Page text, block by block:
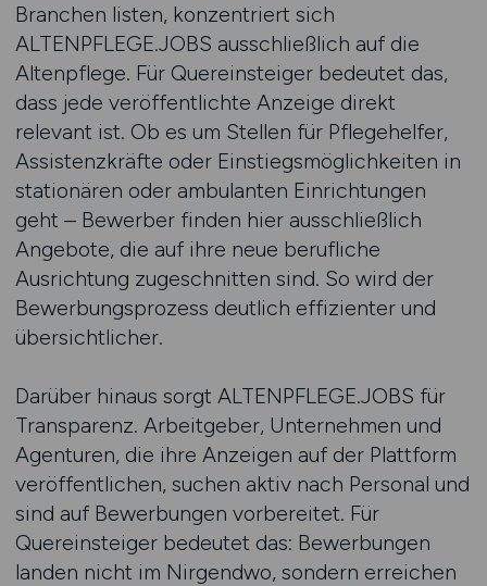
Branchen listen, konzentriert sich
ALTENPFLEGE.JOBS ausschließlich auf die
Altenpflege. Für Quereinsteiger bedeutet das,
dass jede veröffentlichte Anzeige direkt
relevant ist. Ob es um Stellen für Pflegehelfer,
Assistenzkräfte oder Einstiegsmöglichkeiten in
stationären oder ambulanten Einrichtungen
geht – Bewerber finden hier ausschließlich
Angebote, die auf ihre neue berufliche
Ausrichtung zugeschnitten sind. So wird der
Bewerbungsprozess deutlich effizienter und
übersichtlicher.
Darüber hinaus sorgt ALTENPFLEGE.JOBS für
Transparenz. Arbeitgeber, Unternehmen und
Agenturen, die ihre Anzeigen auf der Plattform
veröffentlichen, suchen aktiv nach Personal und
sind auf Bewerbungen vorbereitet. Für
Quereinsteiger bedeutet das: Bewerbungen
landen nicht im Nirgendwo, sondern erreichen